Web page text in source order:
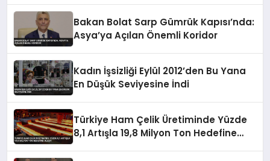
Bakan Bolat Sarp Gümrük Kapısı’nda:
Asya’ya Açılan Önemli Koridor
Kadın İşsizliği Eylül 2012’den Bu Yana
En Düşük Seviyesine İndi
Türkiye Ham Çelik Üretiminde Yüzde
8,1 Artışla 19,8 Milyon Ton Hedefine